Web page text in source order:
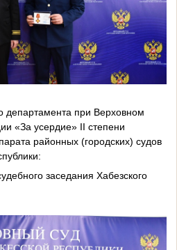
департамента при Верховном
«За усердие» II степени
районных (городских) судов
заседания Хабезского